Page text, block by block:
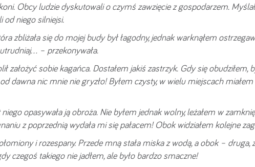
Obcy ludzie dyskutowali o czymś zawzięcie z gospodarzem.
od niego silniejsi.
zbliżała się do mojej budy był łagodny, jednak warknąłem
– przekonywała.
założyć sobie kagańca. Dostałem jakiś zastrzyk. Gdy się obudziłem,
dawna nic mnie nie gryzło! Byłem czysty, w wielu miejscach miałem
opasywała ją obroża. Nie byłem jednak wolny, leżałem w
z poprzednią wydała mi się pałacem! Obok widziałem kolejne
i rozespany. Przede mną stała miska z wodą, a obok – druga, z
czegoś takiego nie jadłem, ale było bardzo smaczne!